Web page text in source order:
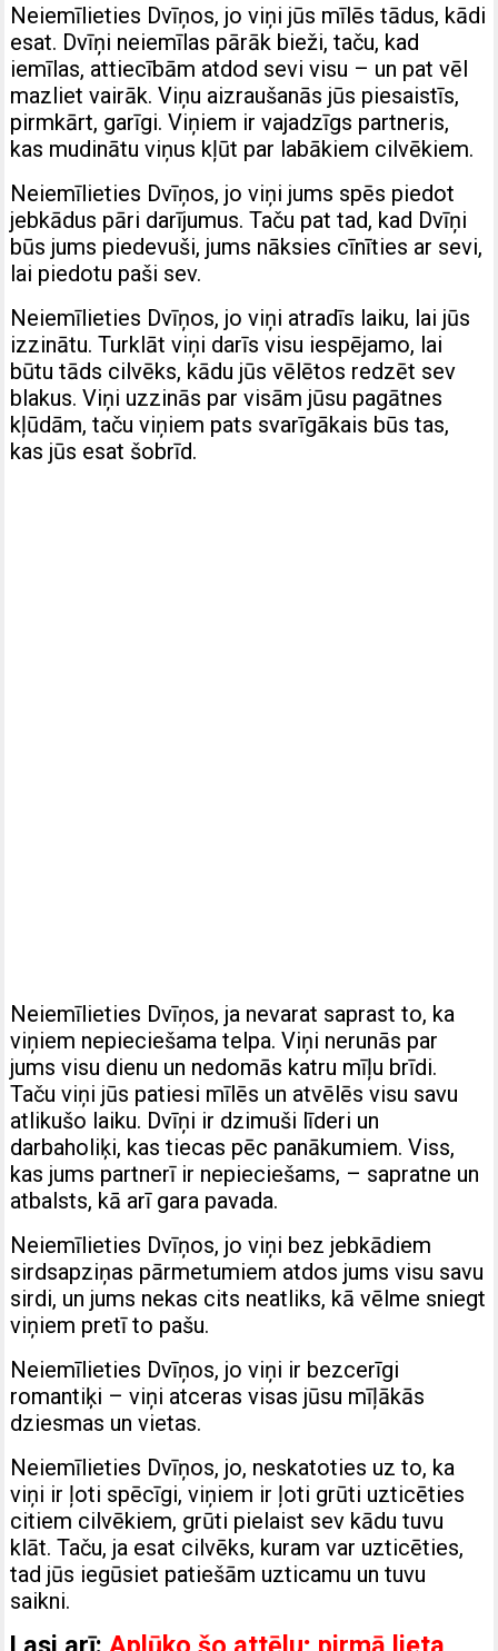
Neiemīlieties Dvīņos, jo viņi jūs mīlēs tādus, kādi
esat. Dvīņi neiemīlas pārāk bieži, taču, kad
iemīlas, attiecībām atdod sevi visu – un pat vēl
mazliet vairāk. Viņu aizraušanās jūs piesaistīs,
pirmkārt, garīgi. Viņiem ir vajadzīgs partneris,
kas mudinātu viņus kļūt par labākiem cilvēkiem.
Neiemīlieties Dvīņos, jo viņi jums spēs piedot
jebkādus pāri darījumus. Taču pat tad, kad Dvīņi
būs jums piedevuši, jums nāksies cīnīties ar sevi,
lai piedotu paši sev.
Neiemīlieties Dvīņos, jo viņi atradīs laiku, lai jūs
izzinātu. Turklāt viņi darīs visu iespējamo, lai
būtu tāds cilvēks, kādu jūs vēlētos redzēt sev
blakus. Viņi uzzinās par visām jūsu pagātnes
kļūdām, taču viņiem pats svarīgākais būs tas,
kas jūs esat šobrīd.
Neiemīlieties Dvīņos, ja nevarat saprast to, ka
viņiem nepieciešama telpa. Viņi nerunās par
jums visu dienu un nedomās katru mīļu brīdi.
Taču viņi jūs patiesi mīlēs un atvēlēs visu savu
atlikušo laiku. Dvīņi ir dzimuši līderi un
darbaholiķi, kas tiecas pēc panākumiem. Viss,
kas jums partnerī ir nepieciešams, – sapratne un
atbalsts, kā arī gara pavada.
Neiemīlieties Dvīņos, jo viņi bez jebkādiem
sirdsapziņas pārmetumiem atdos jums visu savu
sirdi, un jums nekas cits neatliks, kā vēlme sniegt
viņiem pretī to pašu.
Neiemīlieties Dvīņos, jo viņi ir bezcerīgi
romantiķi – viņi atceras visas jūsu mīļākās
dziesmas un vietas.
Neiemīlieties Dvīņos, jo, neskatoties uz to, ka
viņi ir ļoti spēcīgi, viņiem ir ļoti grūti uzticēties
citiem cilvēkiem, grūti pielaist sev kādu tuvu
klāt. Taču, ja esat cilvēks, kuram var uzticēties,
tad jūs iegūsiet patiešām uzticamu un tuvu
saikni.